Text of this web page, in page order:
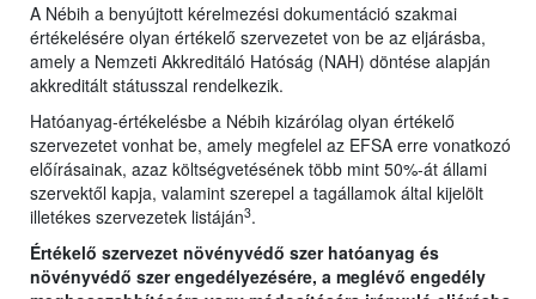
A Nébih a benyújtott kérelmezési dokumentáció szakmai
értékelésére olyan értékelő szervezetet von be az eljárásba,
amely a Nemzeti Akkreditáló Hatóság (NAH) döntése alapján
akkreditált státusszal rendelkezik.
Hatóanyag-értékelésbe a Nébih kizárólag olyan értékelő
szervezetet vonhat be, amely megfelel az EFSA erre vonatkozó
előírásainak, azaz költségvetésének több mint 50%-át állami
szervektől kapja, valamint szerepel a tagállamok által kijelölt
illetékes szervezetek listáján3.
Értékelő szervezet növényvédő szer hatóanyag és
növényvédő szer engedélyezésére, a meglévő engedély